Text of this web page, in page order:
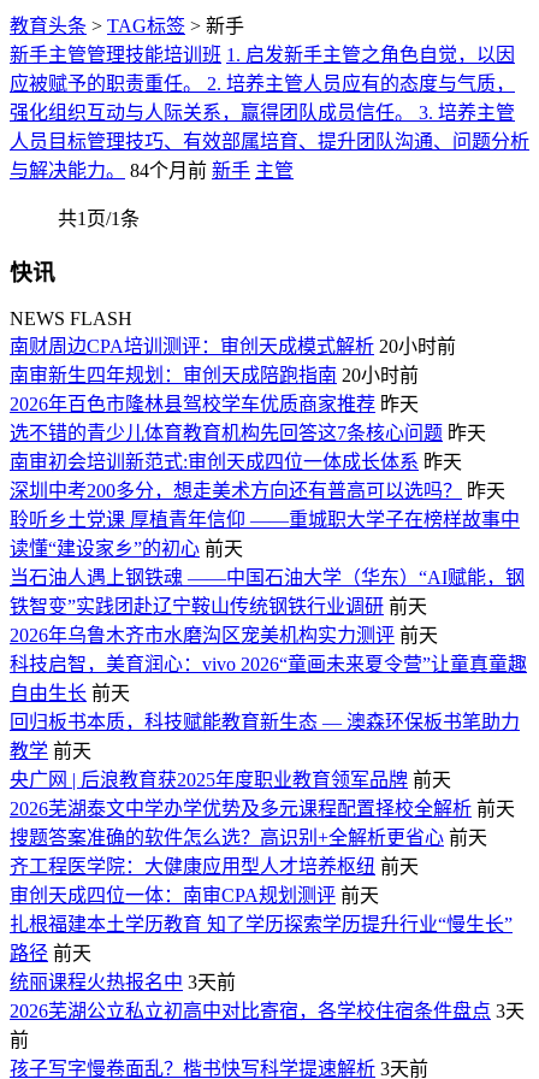
教育头条 > TAG标签 > 新手
新手主管管理技能培训班 1. 启发新手主管之角色自觉，以因
应被赋予的职责重任。 2. 培养主管人员应有的态度与气质，
强化组织互动与人际关系，赢得团队成员信任。 3. 培养主管
人员目标管理技巧、有效部属培育、提升团队沟通、问题分析
与解决能力。
84个月前 新手 主管
共1页/1条
快讯
NEWS FLASH
南财周边CPA培训测评：审创天成模式解析 20小时前
南审新生四年规划：审创天成陪跑指南 20小时前
2026年百色市隆林县驾校学车优质商家推荐 昨天
选不错的青少儿体育教育机构先回答这7条核心问题 昨天
南审初会培训新范式:审创天成四位一体成长体系 昨天
深圳中考200多分，想走美术方向还有普高可以选吗？
昨天
聆听乡土党课 厚植青年信仰 ——重城职大学子在榜样故事中
读懂“建设家乡”的初心 前天
当石油人遇上钢铁魂 ——中国石油大学（华东）“AI赋能，钢
铁智变”实践团赴辽宁鞍山传统钢铁行业调研 前天
2026年乌鲁木齐市水磨沟区宠美机构实力测评 前天
科技启智，美育润心：vivo 2026“童画未来夏令营”让童真童趣
自由生长 前天
回归板书本质，科技赋能教育新生态 — 澳森环保板书笔助力
教学 前天
央广网 | 后浪教育获2025年度职业教育领军品牌 前天
2026芜湖泰文中学办学优势及多元课程配置择校全解析 前天
搜题答案准确的软件怎么选？高识别+全解析更省心 前天
齐工程医学院：大健康应用型人才培养枢纽 前天
审创天成四位一体：南审CPA规划测评 前天
扎根福建本土学历教育 知了学历探索学历提升行业“慢生长”
路径 前天
统丽课程火热报名中 3天前
2026芜湖公立私立初高中对比寄宿，各学校住宿条件盘点 3天
前
孩子写字慢卷面乱？楷书快写科学提速解析 3天前